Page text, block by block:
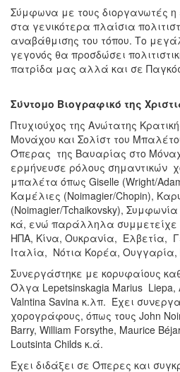
Σύμφωνα με τους διοργανωτές
στα γενικότερα πλαίσια
αναβάθμισης του τόπου. Το
γεγονός θα προσδώσει
πατρίδα μας αλλά και σε
Σύντομο Βιογραφικό της
Πτυχιούχος της Ανώτατης
Μονάχου και Σολίστ του
Όπερας της Βαυαρίας στο
ερμήνευσε ρόλους σημαντικών
μπαλέτα όπως Giselle (Wright/
Καμέλιες (Noimagier/Chopin),
(Noimagier/Tchaikovsky),
κά, ενώ παράλληλα συμμετείχε
ΗΠΑ, Κίνα, Ουκρανία, Ελβετία,
Ιταλία, Νότια Κορέα,
Συνεργάστηκε με κορυφαίους
Όλγα Lepetsinskagia Marius Liepa,
Valntina Savina κ.λπ. Έχει
χορογράφους, όπως τους John
Barry, William Forsythe, Maurice
Loutsinta Childs κ.ά.
Έχει διδάξει σε Όπερες και